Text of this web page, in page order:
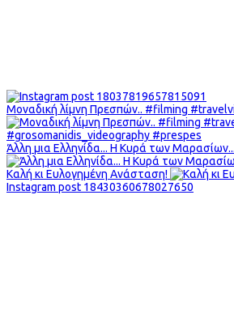
Μοναδική λίμνη Πρεσπών.. #filming
Άλλη μια Ελληνίδα... Η Κυρά των Μαρασίων...
Καλή κι Ευλογημένη Ανάσταση!
Instagram post 18430360678027650